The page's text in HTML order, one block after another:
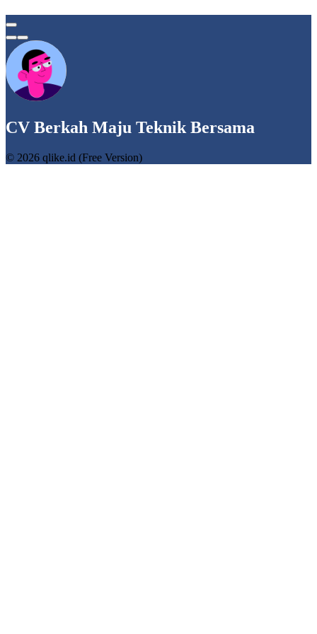
CV Berkah Maju Teknik Bersama
© 2026 qlike.id (Free Version)